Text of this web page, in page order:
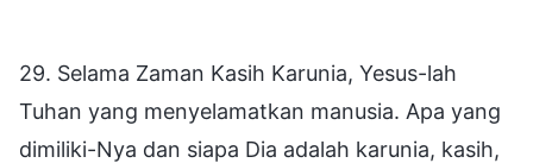
29. Selama Zaman Kasih Karunia, Yesus-lah
Tuhan yang menyelamatkan manusia. Apa yang
dimiliki-Nya dan siapa Dia adalah karunia, kasih,